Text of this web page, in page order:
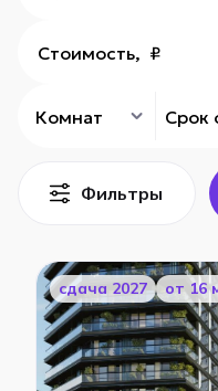
Комнат
Стоимость, ₽
Срок
Фильтры
cдача 2027 от 16